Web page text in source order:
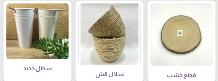
قطع خشب سلال قش
سطل حديد